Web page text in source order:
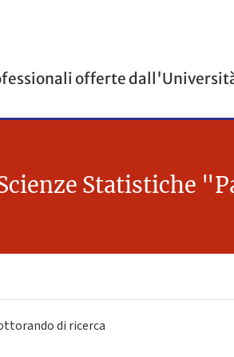
offerte
Statistiche
di ricerca